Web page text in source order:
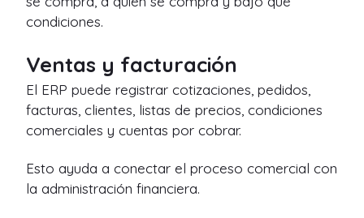
condiciones.
Ventas y facturación
El ERP puede registrar cotizaciones, pedidos,
facturas, clientes, listas de precios, condiciones
comerciales y cuentas por cobrar.
Esto ayuda a conectar el proceso comercial con
la administración financiera.